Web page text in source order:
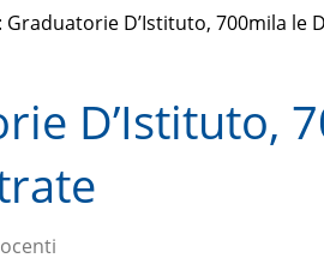
Graduatorie D’Istituto, 700mila le
D’Istituto,